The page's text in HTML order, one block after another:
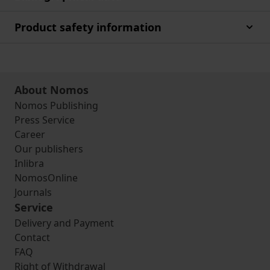
Product safety information
About Nomos
Nomos Publishing
Press Service
Career
Our publishers
Inlibra
NomosOnline
Journals
Service
Delivery and Payment
Contact
FAQ
Right of Withdrawal